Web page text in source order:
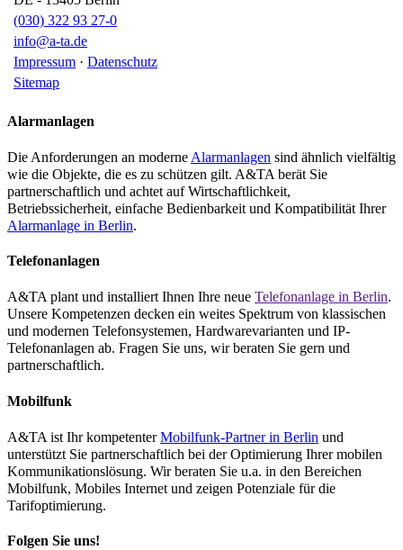
(030) 322 93 27-0
info@a-ta.de
Impressum · Datenschutz
Sitemap
Alarmanlagen
Die Anforderungen an moderne Alarmanlagen sind ähnlich vielfältig
wie die Objekte, die es zu schützen gilt. A&TA berät Sie
partnerschaftlich und achtet auf Wirtschaftlichkeit,
Betriebssicherheit, einfache Bedienbarkeit und Kompatibilität Ihrer
Alarmanlage in Berlin.
Telefonanlagen
A&TA plant und installiert Ihnen Ihre neue Telefonanlage in Berlin.
Unsere Kompetenzen decken ein weites Spektrum von klassischen
und modernen Telefonsystemen, Hardwarevarianten und IP-
Telefonanlagen ab. Fragen Sie uns, wir beraten Sie gern und
partnerschaftlich.
Mobilfunk
A&TA ist Ihr kompetenterMobilfunk-Partner in Berlin und
unterstützt Sie partnerschaftlich bei der Optimierung Ihrer mobilen
Kommunikationslösung. Wir beraten Sie u.a. in den Bereichen
Mobilfunk, Mobiles Internet und zeigen Potenziale für die
Tarifoptimierung.
Folgen Sie uns!